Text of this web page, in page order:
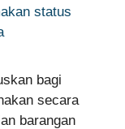
bagi
secara
barangan